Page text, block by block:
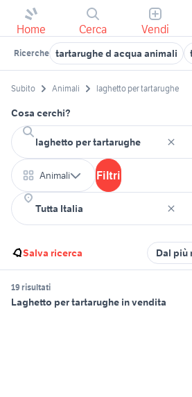
Home Cerca Vendi
Ricerche tartarughe d acqua animali
Subito Animali laghetto per tartarughe
Cosa cerchi?
Animali Filtri
Salva ricerca Dal più
19 risultati
Laghetto per tartarughe in vendita